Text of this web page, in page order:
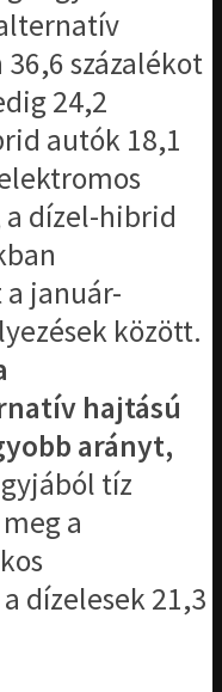
százalékot
24,2
autók 18,1
a dízel-hibrid
január-
között.
hajtású
arányt,
tíz
a
dízelesek 21,3